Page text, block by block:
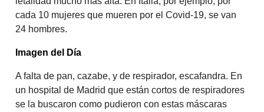
cada 10 mujeres que mueren por el Covid-19, se van
24 hombres.
Imagen del Día
A falta de pan, cazabe, y de respirador, escafandra. En
un hospital de Madrid que están cortos de respiradores
se la buscaron como pudieron con estas máscaras